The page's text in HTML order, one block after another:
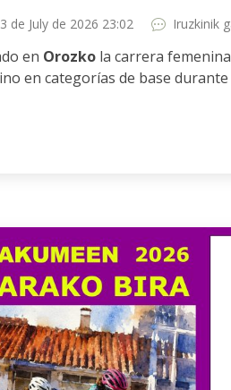
de July de 2026 23:02 Iruzkinik
en Orozko la carrera
en categorías de base